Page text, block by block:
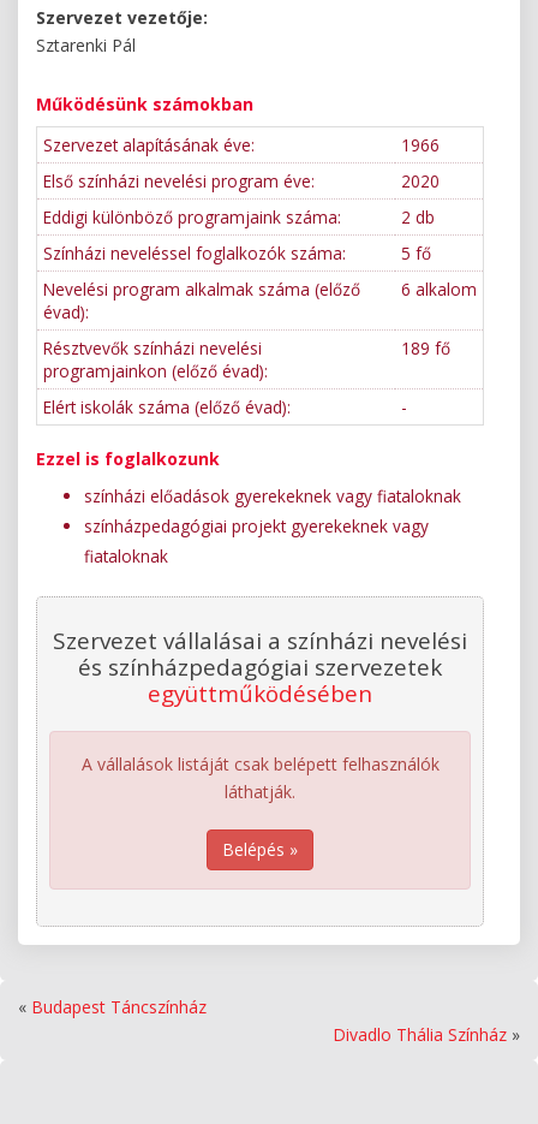
Szervezet vezetője:
Sztarenki Pál
Működésünk számokban
Szervezet alapításának éve:
1966
Első színházi nevelési program éve:
2020
Eddigi különböző programjaink száma:
2 db
Színházi neveléssel foglalkozók száma:
5 fő
Nevelési program alkalmak száma (előző
évad):
6 alkalom
Résztvevők színházi nevelési
programjainkon (előző évad):
189 fő
Elért iskolák száma (előző évad): -
Ezzel is foglalkozunk
színházi előadások gyerekeknek vagy fiataloknak
színházpedagógiai projekt gyerekeknek vagy
fiataloknak
Szervezet vállalásai a színházi nevelési
és színházpedagógiai szervezetek
együttműködésében
A vállalások listáját csak belépett felhasználók
láthatják.
Belépés »
« Budapest Táncszínház
Divadlo Thália Színház »